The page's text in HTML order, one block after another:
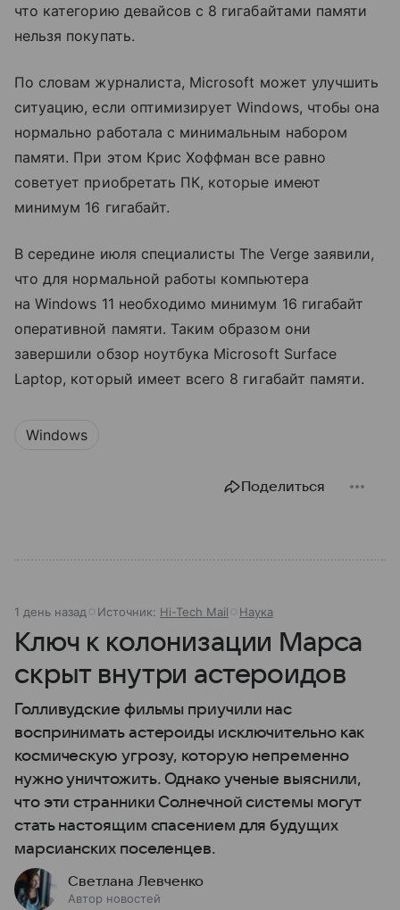
что категорию девайсов с 8 гигабайтами памяти
нельзя покупать.
По словам журналиста, Microsoft может улучшить
ситуацию, если оптимизирует Windows, чтобы она
нормально работала с минимальным набором
памяти. При этом Крис Хоффман все равно
советует приобретать ПК, которые имеют
минимум 16 гигабайт.
В середине июля специалисты The Verge заявили,
что для нормальной работы компьютера
на Windows 11 необходимо минимум 16 гигабайт
оперативной памяти. Таким образом они
завершили обзор ноутбука Microsoft Surface
Laptop, который имеет всего 8 гигабайт памяти.
Windows
Поделиться
1 день назад Источник: Hi-Tech Mail Наука
Ключ к колонизации Марса
скрыт внутри астероидов
Голливудские фильмы приучили нас
воспринимать астероиды исключительно как
космическую угрозу, которую непременно
нужно уничтожить. Однако ученые выяснили,
что эти странники Солнечной системы могут
стать настоящим спасением для будущих
марсианских поселенцев.
Светлана Левченко
Автор новостей